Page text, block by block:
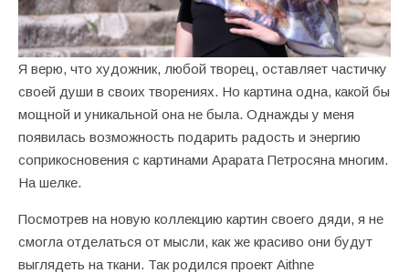
Я верю, что художник, любой творец, оставляет частичку
своей души в своих творениях. Но картина одна, какой бы
мощной и уникальной она не была. Однажды у меня
появилась возможность подарить радость и энергию
соприкосновения с картинами Арарата Петросяна многим.
На шелке.
Посмотрев на новую коллекцию картин своего дяди, я не
смогла отделаться от мысли, как же красиво они будут
выглядеть на ткани. Так родился проект Aithne